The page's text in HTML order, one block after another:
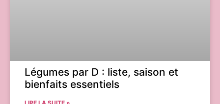
Légumes par D : liste, saison et
bienfaits essentiels